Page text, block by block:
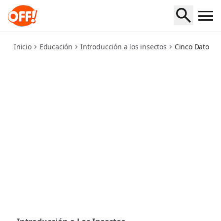
5-surprising-facts-about-mosquitoes
Inicio Educación Introducción a los insectos Cinco Datos